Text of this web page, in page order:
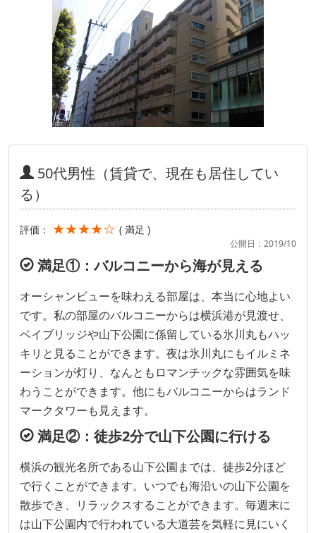
50代男性（賃貸で、現在も居住してい
る）
評価： ★★★★☆ ( 満足 )
公開日：2019/10
満足①：バルコニーから海が見える
オーシャンビューを味わえる部屋は、本当に心地よい
です。私の部屋のバルコニーからは横浜港が見渡せ、
ベイブリッジや山下公園に係留している氷川丸もハッ
キリと見ることができます。夜は氷川丸にもイルミネ
ーションが灯り、なんともロマンチックな雰囲気を味
わうことができます。他にもバルコニーからはランド
マークタワーも見えます。
満足②：徒歩2分で山下公園に行ける
横浜の観光名所である山下公園までは、徒歩2分ほど
で行くことができます。いつでも海沿いの山下公園を
散歩でき、リラックスすることができます。毎週末に
は山下公園内で行われている大道芸を気軽に見にいく